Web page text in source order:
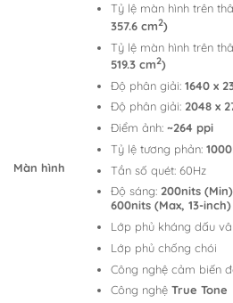
Màn hình
Tỷ lệ màn hình trên
357.6 cm2)
Tỷ lệ màn hình trên
519.3 cm2)
Độ phân giải:1640 x
Độ phân giải:2048 x
Điểm ảnh:~264 ppi
Tỷ lệ tương phản:
Tần số quét: 60Hz
Độ sáng:200nits
600nits (Max, 13-inch)
Lớp phủ kháng dấu
Lớp phủ chống chói
Công nghệ cảm biến
Công nghệTrue Tone